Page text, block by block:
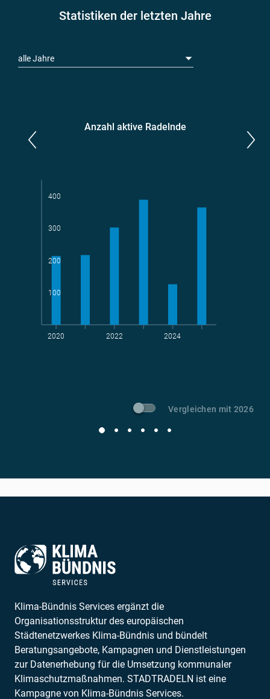
Statistiken der letzten Jahre
alle Jahre
t CO -Vermeidung
Anzahl aktive Radelnde
2020 2022 2024
100
200
300
400
Vergleichen mit 2026
Klima-Bündnis Services ergänzt die
Organisationsstruktur des europäischen
Städtenetzwerkes Klima-Bündnis und bündelt
Beratungsangebote, Kampagnen und Dienstleistungen
zur Datenerhebung für die Umsetzung kommunaler
Klimaschutzmaßnahmen. STADTRADELN ist eine
Kampagne von Klima-Bündnis Services.